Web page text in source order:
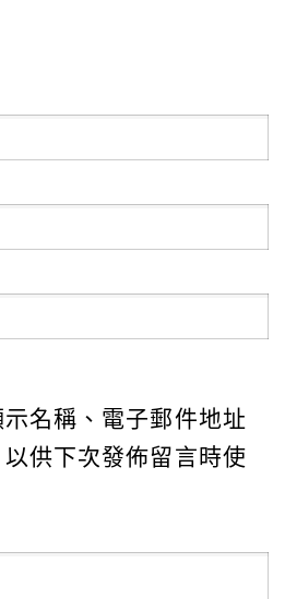
名稱、電子郵件地址
供下次發佈留言時使